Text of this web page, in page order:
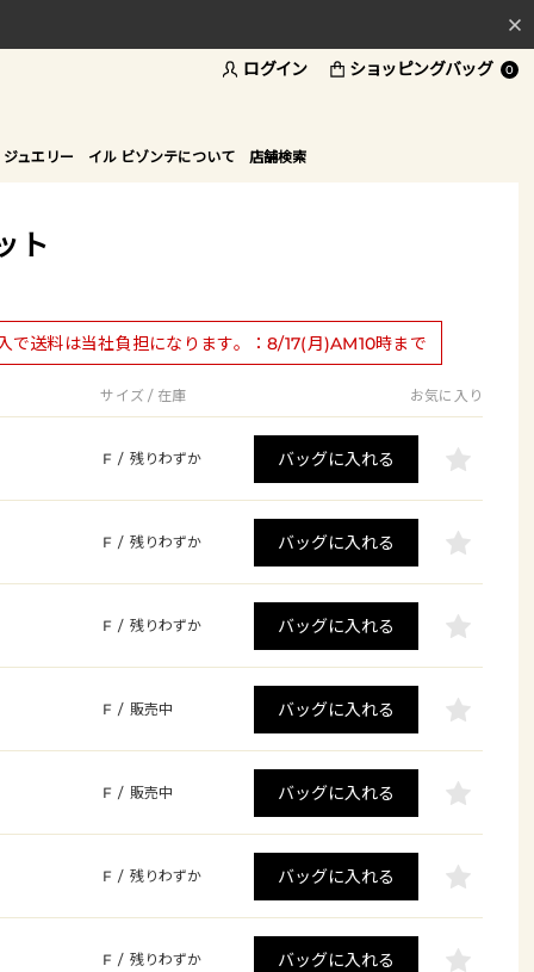
ログイン ショッピングバッグ 0
ュエリー イル ビゾンテについて 店舗検索
ト
で送料は当社負担になります。：8/17(月)AM10時まで
サイズ / 在庫 お気に入り
F / 残りわずか バッグに入れる
F / 残りわずか バッグに入れる
F / 残りわずか バッグに入れる
F / 販売中 バッグに入れる
F / 販売中 バッグに入れる
F / 残りわずか バッグに入れる
F / 残りわずか バッグに入れる